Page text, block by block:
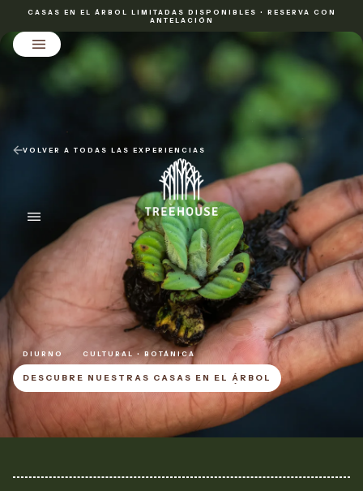
CASAS EN EL ÁRBOL LIMITADAS DISPONIBLES • RESERVA CON
ANTELACIÓN
VOLVER A TODAS LAS EXPERIENCIAS
DIURNO CULTURAL • BOTÁNICA
DESCUBRE NUESTRAS CASAS EN EL ÁRBOL